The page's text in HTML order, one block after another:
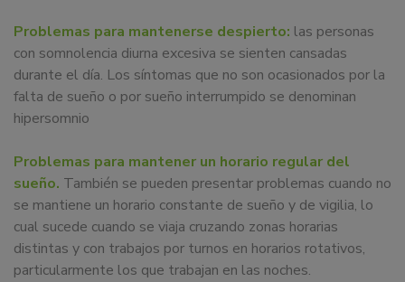
Problemas para mantenerse despierto: las personas
con somnolencia diurna excesiva se sienten cansadas
durante el día. Los síntomas que no son ocasionados por la
falta de sueño o por sueño interrumpido se denominan
hipersomnio
Problemas para mantener un horario regular del
sueño. También se pueden presentar problemas cuando no
se mantiene un horario constante de sueño y de vigilia, lo
cual sucede cuando se viaja cruzando zonas horarias
distintas y con trabajos por turnos en horarios rotativos,
particularmente los que trabajan en las noches.